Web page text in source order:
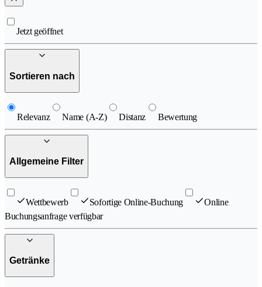
Jetzt geöffnet
Sortieren nach
Relevanz Name (A-Z) Distanz Bewertung
Allgemeine Filter
Wettbewerb Sofortige Online-Buchung
Online
Buchungsanfrage verfügbar
Getränke